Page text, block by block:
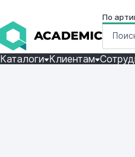
По
Каталоги Клиентам